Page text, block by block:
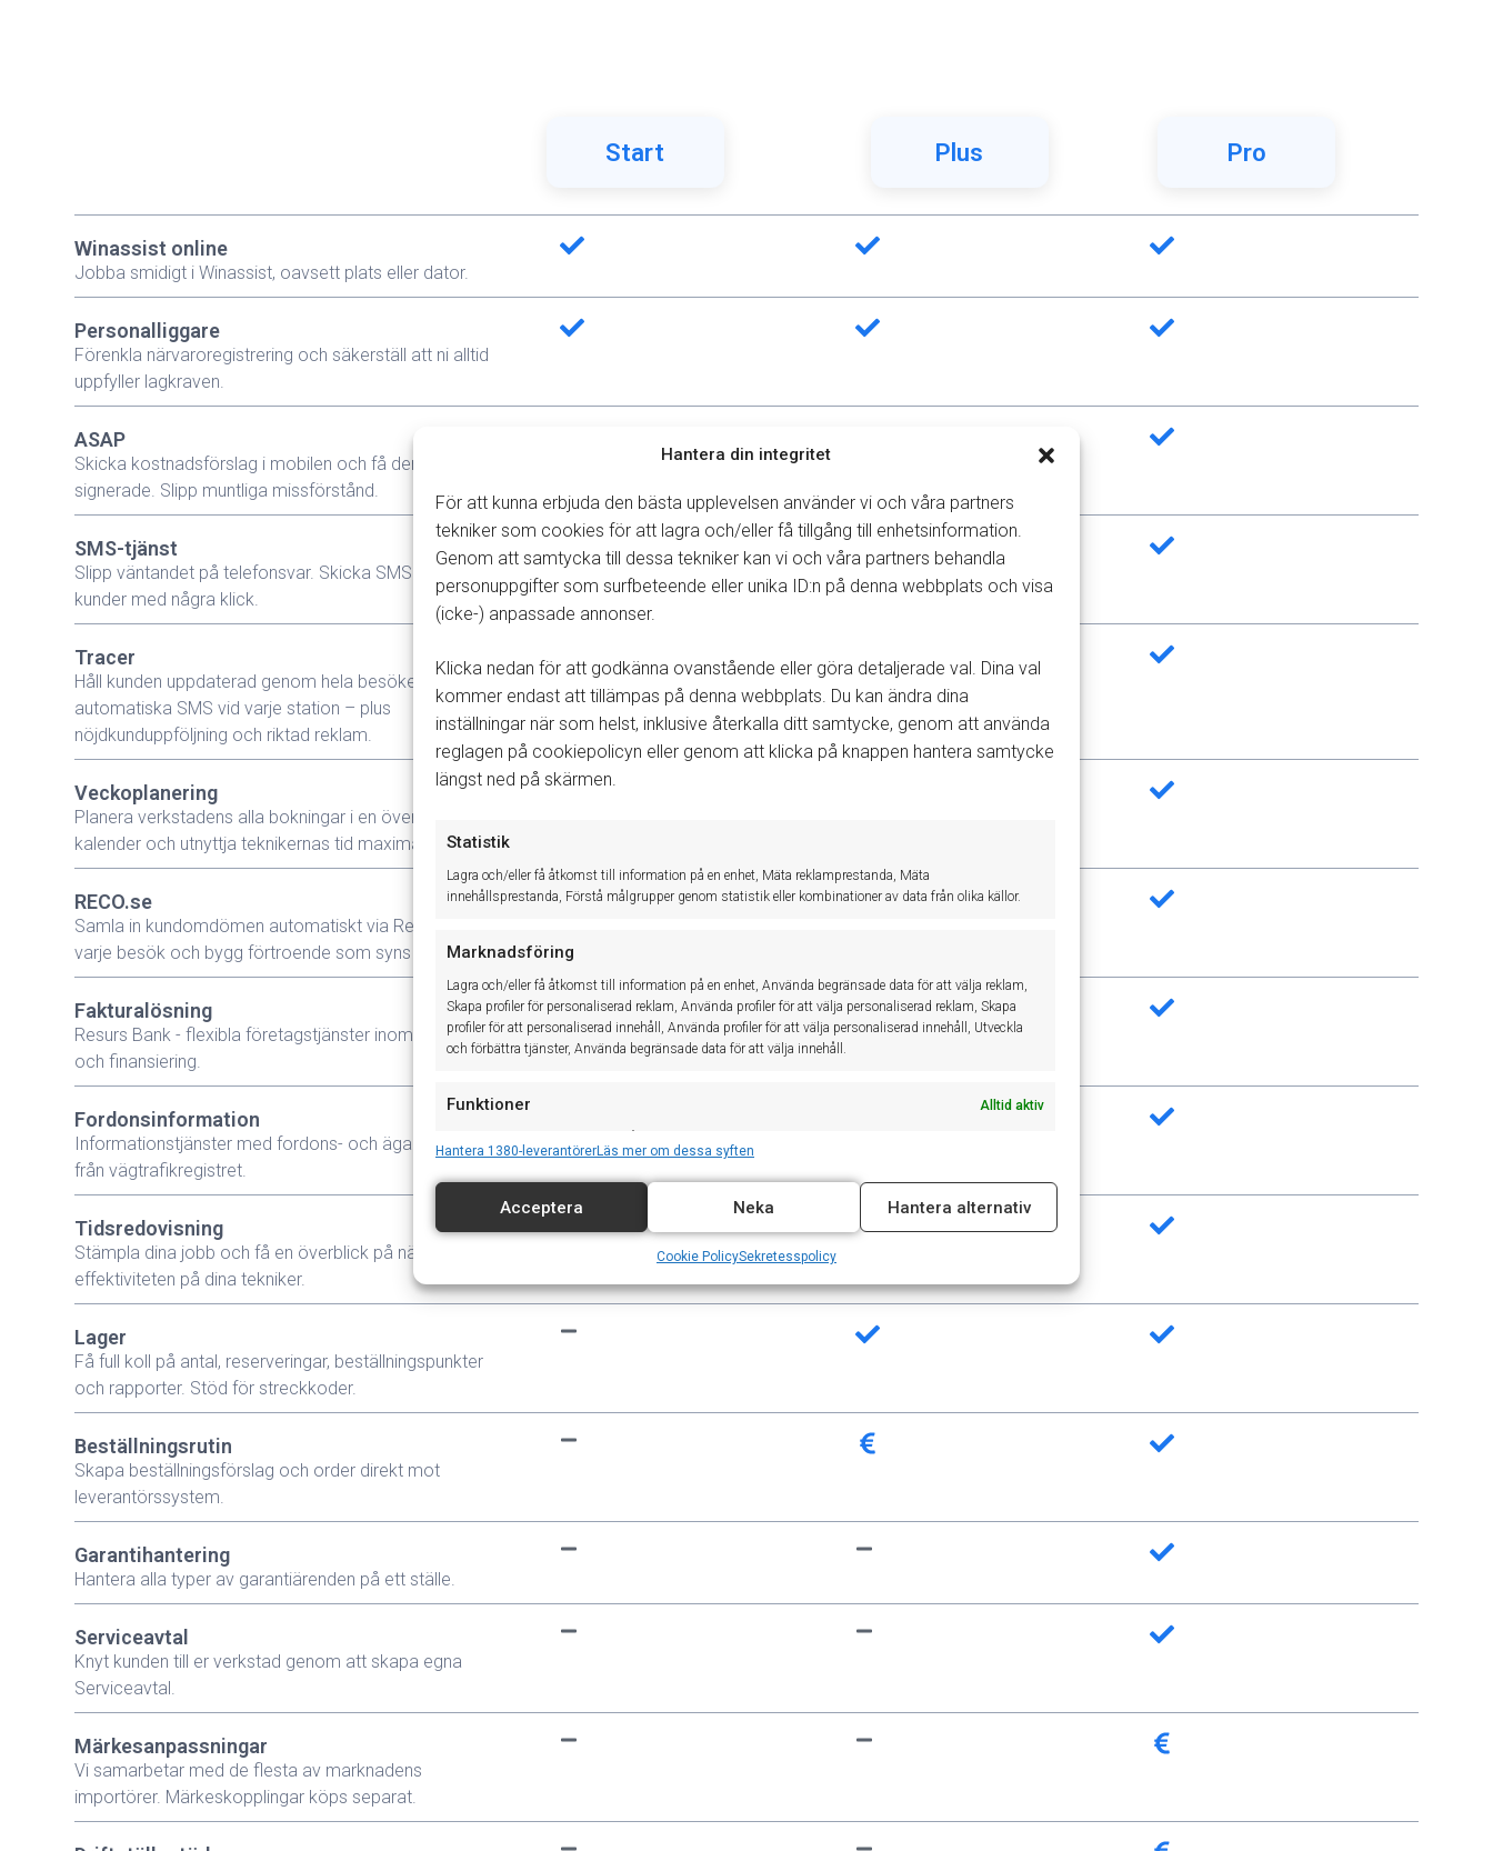
Hantera din integritet
För att kunna erbjuda den bästa upplevelsen använder vi och våra partners
tekniker som cookies för att lagra och/eller få tillgång till enhetsinformation.
Genom att samtycka till dessa tekniker kan vi och våra partners behandla
personuppgifter som surfbeteende eller unika ID:n på denna webbplats och visa
(icke-) anpassade annonser.
Klicka nedan för att godkänna ovanstående eller göra detaljerade val. Dina val
kommer endast att tillämpas på denna webbplats. Du kan ändra dina
inställningar när som helst, inklusive återkalla ditt samtycke, genom att använda
reglagen på cookiepolicyn eller genom att klicka på knappen hantera samtycke
längst ned på skärmen.
Statistik
Lagra och/eller få åtkomst till information på en enhet, Mäta reklamprestanda, Mäta
innehållsprestanda, Förstå målgrupper genom statistik eller kombinationer av data från olika källor.
Marknadsföring
Lagra och/eller få åtkomst till information på en enhet, Använda begränsade data för att välja reklam,
Skapa profiler för personaliserad reklam, Använda profiler för att välja personaliserad reklam, Skapa
profiler för att personaliserad innehåll, Använda profiler för att välja personaliserad innehåll, Utveckla
och förbättra tjänster, Använda begränsade data för att välja innehåll.
Funktioner Alltid aktiv
baserat på information som överförs automatiskt.
Säkerställa säkerhet, förhindra och upptäcka bedrägerier samt
åtgärda fel, Leverera och visa reklam och innehåll, Spara och
meddela dina integritetsval.
Hantera 1380-leverantörerLäs mer om dessa syften
Acceptera Neka Hantera alternativ
Cookie PolicySekretesspolicy
Start Plus Pro
Winassist online
Jobba smidigt i Winassist, oavsett plats eller dator.
Personalliggare
Förenkla närvaroregistrering och säkerställ att ni alltid
uppfyller lagkraven.
ASAP
Skicka kostnadsförslag i mobilen och få dem digitalt
signerade. Slipp muntliga missförstånd.
SMS-tjänst
Slipp väntandet på telefonsvar. Skicka SMS direkt till
kunder med några klick.
Tracer
Håll kunden uppdaterad genom hela besöket med
automatiska SMS vid varje station – plus
nöjdkunduppföljning och riktad reklam.
Veckoplanering
Planera verkstadens alla bokningar i en översiktlig
kalender och utnyttja teknikernas tid maximalt.
RECO.se
Samla in kundomdömen automatiskt via Reco.se efter
varje besök och bygg förtroende som syns på Google.
Fakturalösning
Resurs Bank - flexibla företagstjänster inom betalning
och finansiering.
Fordonsinformation
Informationstjänster med fordons- och ägaruppgifter
från vägtrafikregistret.
Tidsredovisning
Stämpla dina jobb och få en överblick på närvaron och
effektiviteten på dina tekniker.
Lager
Få full koll på antal, reserveringar, beställningspunkter
och rapporter. Stöd för streckkoder.
Beställningsrutin
Skapa beställningsförslag och order direkt mot
leverantörssystem.
Garantihantering
Hantera alla typer av garantiärenden på ett ställe.
Serviceavtal
Knyt kunden till er verkstad genom att skapa egna
Serviceavtal.
Märkesanpassningar
Vi samarbetar med de flesta av marknadens
importörer. Märkeskopplingar köps separat.